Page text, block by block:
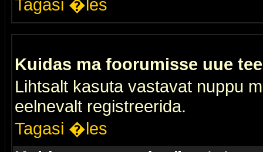
Tagasi �les
Kuidas ma foorumisse uue
Lihtsalt kasuta vastavat nuppu
eelnevalt registreerida.
Tagasi �les